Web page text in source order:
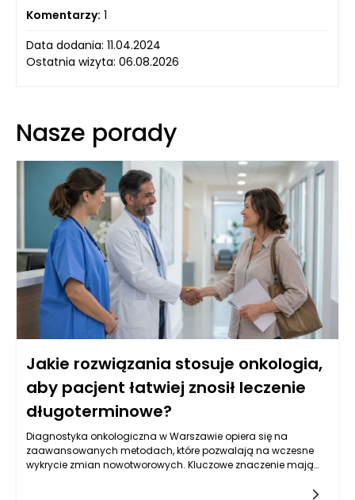
Komentarzy: 1
Data dodania: 11.04.2024
Ostatnia wizyta: 06.08.2026
Nasze porady
Jakie rozwiązania stosuje onkologia,
aby pacjent łatwiej znosił leczenie
długoterminowe?
Diagnostyka onkologiczna w Warszawie opiera się na
zaawansowanych metodach, które pozwalają na wczesne
wykrycie zmian nowotworowych. Kluczowe znaczenie mają